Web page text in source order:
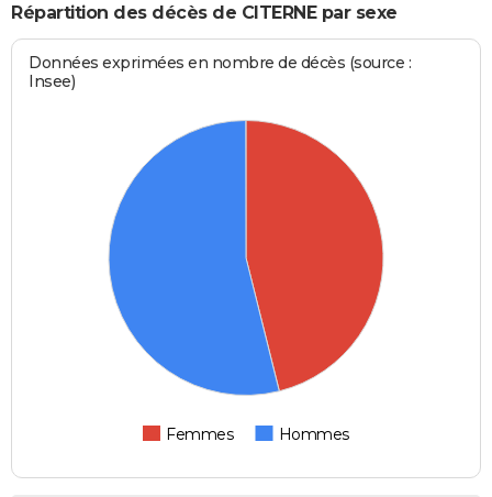
Répartition des décès de CITERNE par sexe
Données exprimées en nombre de décès (source :
Insee)
Femmes Hommes